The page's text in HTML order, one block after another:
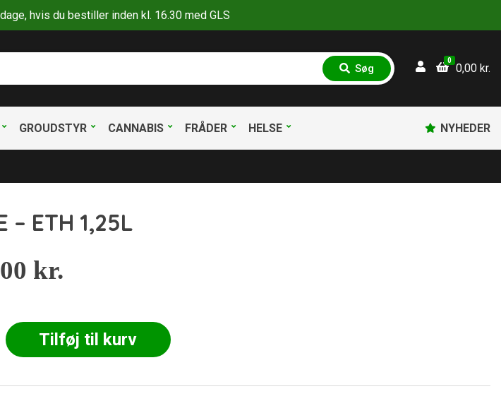
hvis du bestiller inden kl. 16.30 med GLS
S
ø
Søg
0
0,00 kr.
GROUDSTYR CANNABIS FRÅDER HELSE NYHEDER
– ETH 1,25L
kr.
Tilføj til kurv